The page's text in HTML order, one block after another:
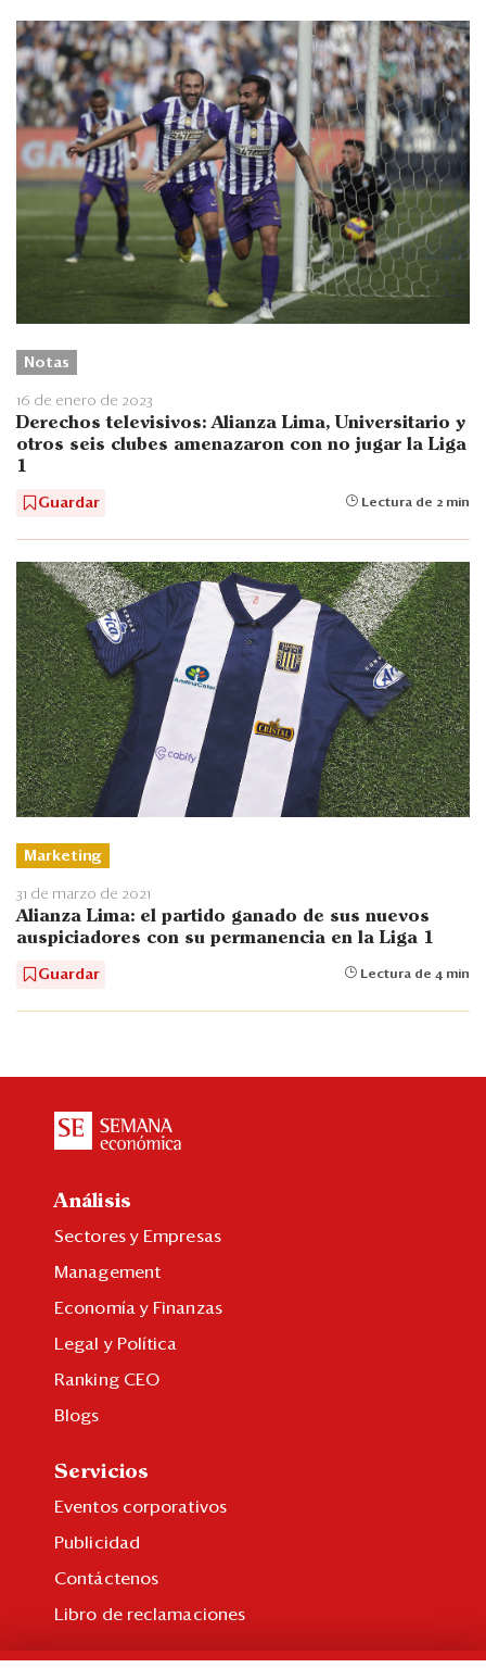
Notas
16 de enero de 2023
Derechos televisivos: Alianza Lima, Universitario y
otros seis clubes amenazaron con no jugar la Liga
1
Guardar Lectura de 2 min
Marketing
31 de marzo de 2021
Alianza Lima: el partido ganado de sus nuevos
auspiciadores con su permanencia en la Liga 1
Guardar Lectura de 4 min
Análisis
Sectores y Empresas
Management
Economía y Finanzas
Legal y Política
Ranking CEO
Blogs
Servicios
Eventos corporativos
Publicidad
Contáctenos
Libro de reclamaciones